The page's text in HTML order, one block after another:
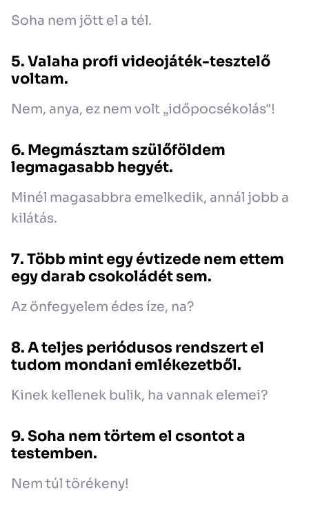
Soha nem jött el a tél.
5. Valaha profi videojáték-tesztelő
voltam.
Nem, anya, ez nem volt „időpocsékolás"!
6. Megmásztam szülőföldem
legmagasabb hegyét.
Minél magasabbra emelkedik, annál jobb a
kilátás.
7. Több mint egy évtizede nem ettem
egy darab csokoládét sem.
Az önfegyelem édes íze, na?
8. A teljes periódusos rendszert el
tudom mondani emlékezetből.
Kinek kellenek bulik, ha vannak elemei?
9. Soha nem törtem el csontot a
testemben.
Nem túl törékeny!